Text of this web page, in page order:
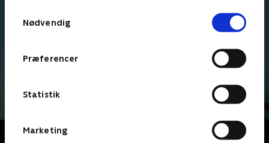
Nødvendig
Præferencer
Statistik
Marketing
Om Breadwinners